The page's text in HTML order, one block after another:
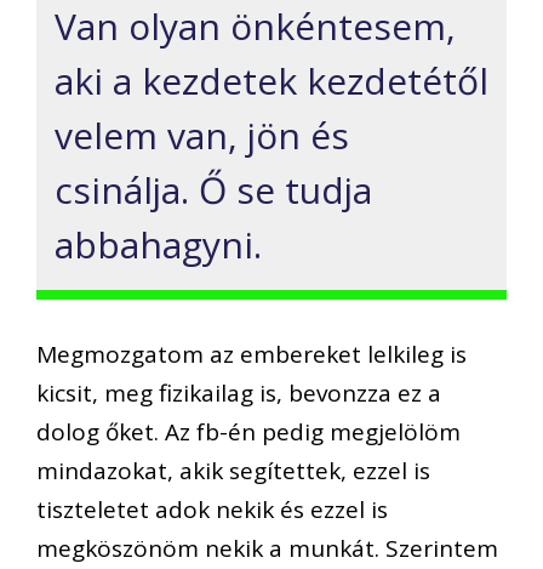
Van olyan önkéntesem,
aki a kezdetek kezdetétől
velem van, jön és
csinálja. Ő se tudja
abbahagyni.
Megmozgatom az embereket lelkileg is
kicsit, meg fizikailag is, bevonzza ez a
dolog őket. Az fb-én pedig megjelölöm
mindazokat, akik segítettek, ezzel is
tiszteletet adok nekik és ezzel is
megköszönöm nekik a munkát. Szerintem